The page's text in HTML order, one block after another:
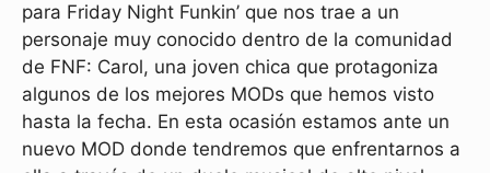
para Friday Night Funkin’ que nos trae a un
personaje muy conocido dentro de la comunidad
de FNF: Carol, una joven chica que protagoniza
algunos de los mejores MODs que hemos visto
hasta la fecha. En esta ocasión estamos ante un
nuevo MOD donde tendremos que enfrentarnos a